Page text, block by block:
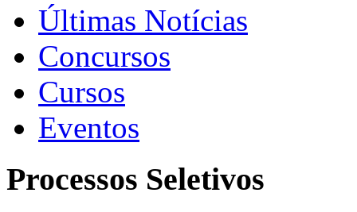
Últimas Notícias
Concursos
Cursos
Eventos
Processos Seletivos